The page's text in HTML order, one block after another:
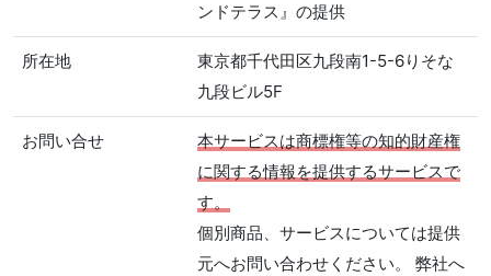
ンドテラス』の提供
所在地
東京都千代田区九段南1-5-6りそな
九段ビル5F
お問い合せ
本サービスは商標権等の知的財産権
に関する情報を提供するサービスで
す。
個別商品、サービスについては提供
元へお問い合わせください。 弊社へ